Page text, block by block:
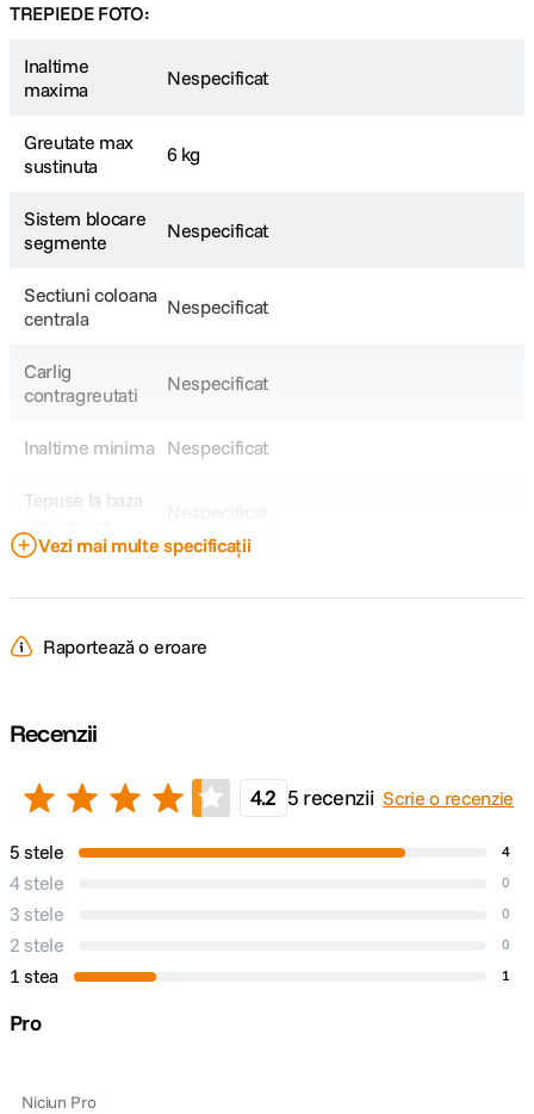
TREPIEDE FOTO:
Inaltime
maxima
Nespecificat
Greutate max
sustinuta
6 kg
Sistem blocare
segmente
Nespecificat
Sectiuni coloana
centrala
Nespecificat
Carlig
contragreutati
Nespecificat
Inaltime minima Nespecificat
Tepuse la baza
strans
Tip cap trepied Fluid
DETALII PRODUCATOR
Vezi mai multe specificații
Raportează o eroare
Recenzii
4.2 5 recenzii Scrie o recenzie
5 stele 4
4 stele 0
3 stele 0
2 stele 0
1 stea 1
Pro
Niciun Pro